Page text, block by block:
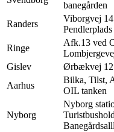
banegården
Randers
Viborgvej
Pendlerplads
Ringe
Afk.13 ved
Gislev
Ørbækvej 12
Aarhus
Bilka, Tilst,
OIL tanken
Nyborg
Nyborg